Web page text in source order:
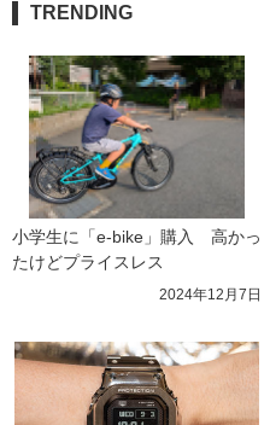
TRENDING
小学生に「e-bike」購入　高かっ
たけどプライスレス
2024年12月7日